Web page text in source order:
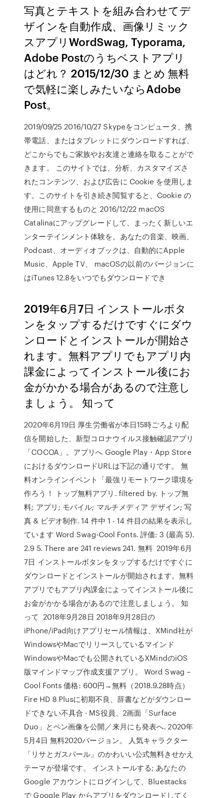
写真とテキストを組み合わせてデ
ザインを自動作成、画像リミック
スアプリWordSwag, Typorama,
Adobe Postのうちベストアプリ
はどれ？ 2015/12/30 まとめ 無料
で気軽に楽しみたいならAdobe
Post。
2019/09/25 2016/10/27 Skypeをコンピュータ、携
帯電話、またはタブレットにダウンロードすれば、
どこからでもご家族やお友達と連絡を取ることがで
きます。 このサイトでは、分析、カスタマイズさ
れたコンテンツ、および広告に Cookie を使用しま
す。このサイトを引き続き閲覧すると、Cookie の
使用に同意するものと 2016/12/22 macOS
Catalinaにアップグレードして、まったく新しいエ
ンターテインメント体験を。あなたの音楽、映画、
Podcast、オーディオブックは、自動的にApple
Music、Apple TV、 macOSの以前のバージョンに
はiTunes 12.8をいつでもダウンロードでき
2019年6月7日 インストールボタ
ンをタップするだけですぐにダウ
ンロードとインストールが開始さ
れます。無料アプリでもアプリ内
課金によってインストール後にお
金がかかる場合があるので注意し
ましょう。 知って
2020年6月19日 厚生労働省が本日15時ごろより配
信を開始した、新型コロナウイルス接触確認アプリ
「COCOA」。アプリへ Google Play・App Store
におけるダウンロードURLは下記の通りです。 無
料オンラインイベント「最強リモートワーク環境を
作ろう！ トップ無料アプリ. filtered by. トップ無
料; アプリ; モバイル; マルチメディア デザイン; 写
真 & ビデオ制作. 14 件中 1 - 14 件目の結果を表示し
ています Word Swag-Cool Fonts. 評価: 3 (最高 5).
2.9 5. There are 241 reviews 241. 無料 2019年6月
7日 インストールボタンをタップするだけですぐに
ダウンロードとインストールが開始されます。無料
アプリでもアプリ内課金によってインストール後に
お金がかかる場合があるので注意しましょう。 知
って 2018年9月28日 2018年9月28日の
iPhone/iPad向けアプリセール情報は、XMind社が
WindowsやMacでリリースしているマインド
WindowsやMacでも公開されているXMindのiOS
版マインドマップ作成支援アプリ。 Word Swag –
Cool Fonts 価格: 600円→無料（2018.9.28時点）
Fire HD 8 Plusに初期不良、辞書などがダウンロー
ドできない不具合 · MS役員、2画面「Surface
Duo」とペン画像を公開／来月にも発表へ. 2020年
5月4日 無料2020バージョン。 人気キャラクター
「リサとガスパール」のかわいい公式無料きせかえ
テーマが登場です。 インストールする; あなたの
Google アカウントにログインして、Bluestacks
で Google Play からアプリをダウンロードしてく